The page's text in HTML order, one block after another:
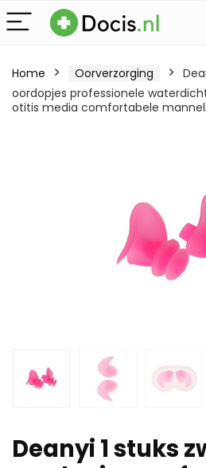
Home Oorverzorging
oordopjes professionele
otitis media comfortabele
Deanyi 1 stuks